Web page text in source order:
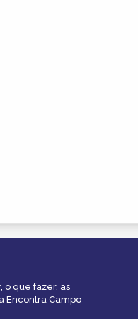
o que fazer, as
Encontra Campo